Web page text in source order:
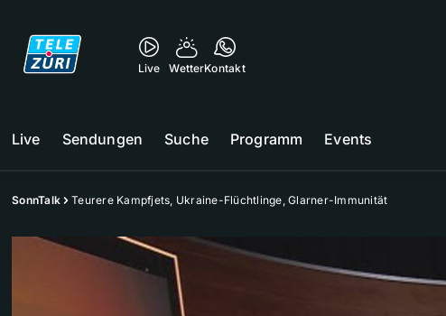
Live WetterKontakt
Live Sendungen Suche Programm Events
SonnTalk Teurere Kampfjets, Ukraine-Flüchtlinge, Glarner-Immunität